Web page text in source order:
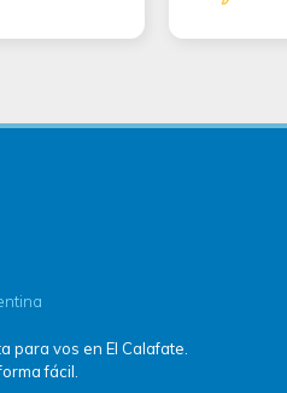
para vos en El Calafate.
fácil.